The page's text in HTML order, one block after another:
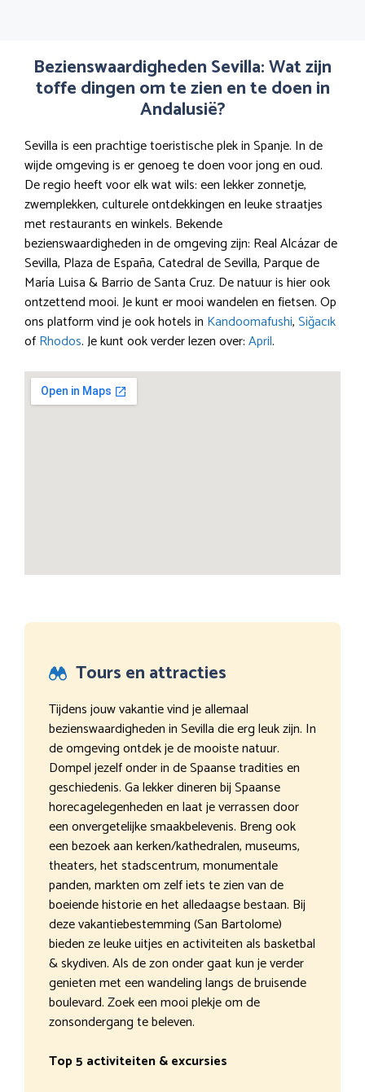
Bezienswaardigheden Sevilla: Wat zijn
toffe dingen om te zien en te doen in
Andalusië?
Sevilla is een prachtige toeristische plek in Spanje. In de
wijde omgeving is er genoeg te doen voor jong en oud.
De regio heeft voor elk wat wils: een lekker zonnetje,
zwemplekken, culturele ontdekkingen en leuke straatjes
met restaurants en winkels. Bekende
bezienswaardigheden in de omgeving zijn: Real Alcázar de
Sevilla, Plaza de España, Catedral de Sevilla, Parque de
María Luisa & Barrio de Santa Cruz. De natuur is hier ook
ontzettend mooi. Je kunt er mooi wandelen en fietsen. Op
ons platform vind je ook hotels in Kandoomafushi,Siğacık
ofRhodos. Je kunt ook verder lezen over:April.
Tours en attracties
Tijdens jouw vakantie vind je allemaal
bezienswaardigheden in Sevilla die erg leuk zijn. In
de omgeving ontdek je de mooiste natuur.
Dompel jezelf onder in de Spaanse tradities en
geschiedenis. Ga lekker dineren bij Spaanse
horecagelegenheden en laat je verrassen door
een onvergetelijke smaakbelevenis. Breng ook
een bezoek aan kerken/kathedralen, museums,
theaters, het stadscentrum, monumentale
panden, markten om zelf iets te zien van de
boeiende historie en het alledaagse bestaan. Bij
deze vakantiebestemming (San Bartolome)
bieden ze leuke uitjes en activiteiten als basketbal
& skydiven. Als de zon onder gaat kun je verder
genieten met een wandeling langs de bruisende
boulevard. Zoek een mooi plekje om de
zonsondergang te beleven.
Top 5 activiteiten & excursies